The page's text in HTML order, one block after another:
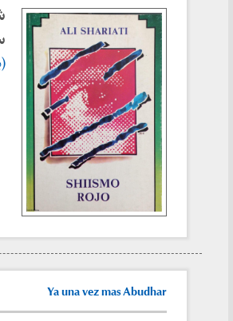
Ya una vez mas Abudhar